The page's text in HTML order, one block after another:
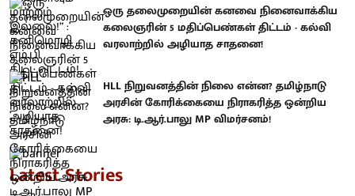
ஒரு தலைமுறையின் கனவை நினைவாக்கிய
கலைஞரின் 5 மதிப்பெண்கள் திட்டம் - கல்வி
வரலாற்றில் அழியாத சாதனை!
HLL நிறுவனத்தின் நிலை என்ன? தமிழ்நாடு
அரசின் கோரிக்கையை நிராகரித்த ஒன்றிய
அரசு: டி.ஆர்.பாலு MP விமர்சனம்!
Latest Stories